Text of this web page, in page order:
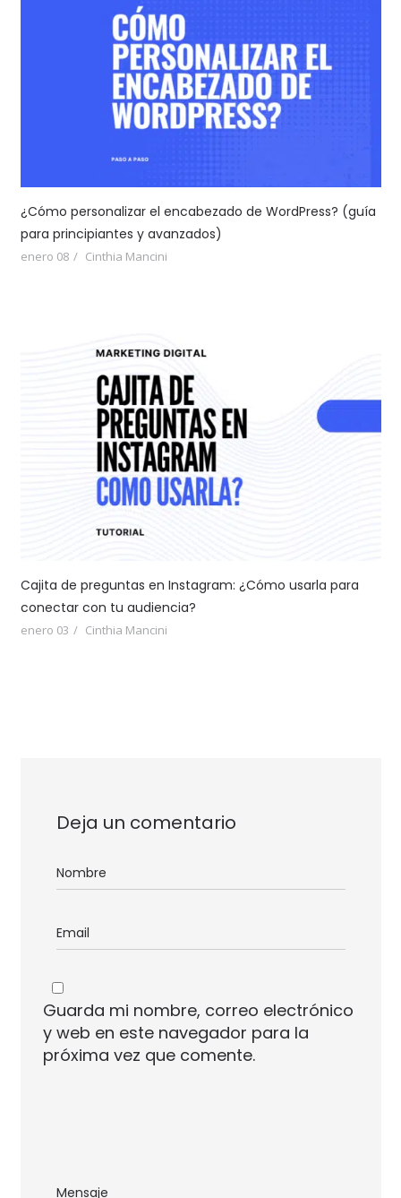
¿Cómo personalizar el encabezado de WordPress? (guía
para principiantes y avanzados)
enero 08 Cinthia Mancini
Cajita de preguntas en Instagram: ¿Cómo usarla para
conectar con tu audiencia?
enero 03 Cinthia Mancini
Deja un comentario
Guarda mi nombre, correo electrónico
y web en este navegador para la
próxima vez que comente.